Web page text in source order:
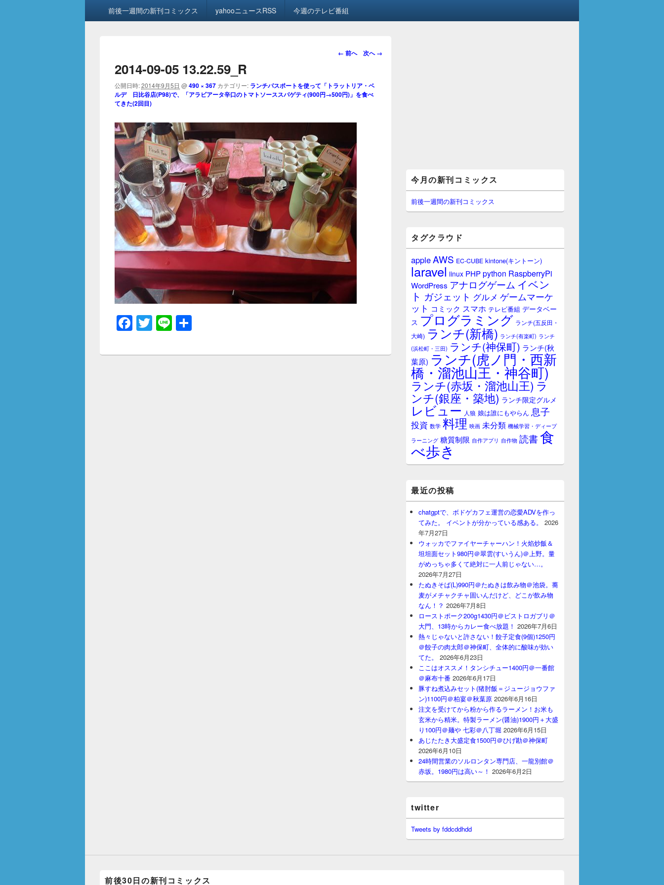
前後一週間の新刊コミックス yahooニュースRSS 今週のテレビ番組
画
ビ
ゲ
← 前へ 次へ →
2014-09-05 13.22.59_R
公開日時:2014年9月5日 @490 × 367 カテゴリー: ランチパスポートを使って「トラットリア・ベ
ルデ 日比谷店(P98)で、「アラビアータ辛口のトマトソーススパゲティ(900円→500円)」を食べ
てきた(2回目)
F
a
c
T
wi
tt
Li
n
e
イ
ン
サ
イ
ー
ジ
ッ
ト
今月の新刊コミックス
前後一週間の新刊コミックス
タグクラウド
appleAWS EC-CUBE kintone(キントーン)
laravel linux PHPpython RaspberryPi
WordPress アナログゲーム イベン
ト ガジェット グルメ ゲームマーケ
ット コミック スマホ テレビ番組 データベー
ス プログラミング ランチ(五反田・
大崎) ランチ(新橋) ランチ(有楽町) ランチ
(浜松町・三田) ランチ(神保町) ランチ(秋
葉原) ランチ(虎ノ門・西新
橋・溜池山王・神谷町)
ランチ(赤坂・溜池山王) ラ
ンチ(銀座・築地) ランチ限定グルメ
レビュー 人狼 娘は誰にもやらん 息子
投資 数学 料理 映画 未分類 機械学習・ディープ
ラーニング 糖質制限 自作アプリ 自作物 読書食
べ歩き
最近の投稿
chatgptで、ボドゲカフェ運営の恋愛ADVを作っ
てみた。 イベントが分かっている感ある。
2026
年7月27日
ウォッカでファイヤーチャーハン！火焰炒飯＆
坦坦面セット980円＠翠雲(すいうん)＠上野。量
がめっちゃ多くて絶対に一人前じゃない…。
2026年7月27日
たぬきそば(L)990円＠たぬきは飲み物＠池袋。蕎
麦がメチャクチャ固いんだけど、どこが飲み物
なん！？ 2026年7月8日
ローストポーク200g1430円＠ビストロガブリ＠
大門、13時からカレー食べ放題！ 2026年7月6日
熱々じゃないと許さない！餃子定食(9個)1250円
＠餃子の肉太郎＠神保町、全体的に酸味が効い
てた。
2026年6月23日
ここはオススメ！タンシチュー1400円＠一番館
＠麻布十番 2026年6月17日
豚すね煮込みセット(猪肘飯＝ジュージョウファ
ン)1100円＠柏宴＠秋葉原 2026年6月16日
注文を受けてから粉から作るラーメン！お米も
玄米から精米。特製ラーメン(醤油)1900円＋大盛
り100円＠麺や 七彩＠八丁堀 2026年6月15日
あじたたき大盛定食1500円＠ひげ勘＠神保町
2026年6月10日
24時間営業のソルロンタン専門店、一龍別館＠
赤坂。1980円は高い～！ 2026年6月2日
twitter
Tweets by fddcddhdd
前後30日の新刊コミックス